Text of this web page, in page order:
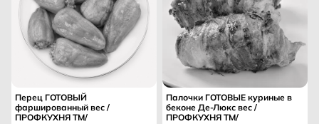
Перец ГОТОВЫЙ
фаршированный вес /
ПРОФКУХНЯ ТМ/
Палочки ГОТОВЫЕ куриные в
беконе Де-Люкс вес /
ПРОФКУХНЯ ТМ/